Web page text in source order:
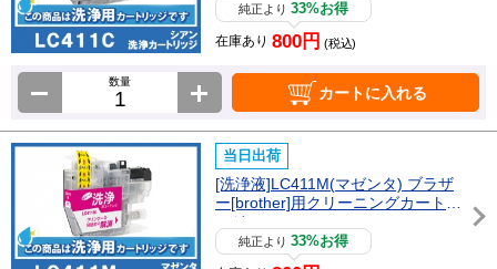
純正より33%お得
在庫あり 800円 (税込)
数量
カートに入れる
当日出荷
[洗浄液]LC411M(マゼンタ) ブラザ
ー[brother]用クリーニングカートリ
ッジ
純正より33%お得